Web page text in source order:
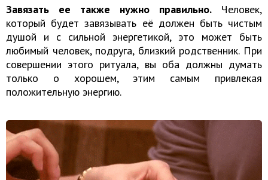
Завязать ее также нужно правильно. Человек,
который будет завязывать её должен быть чистым
душой и с сильной энергетикой, это может быть
любимый человек, подруга, близкий родственник. При
совершении этого ритуала, вы оба должны думать
только о хорошем, этим самым привлекая
положительную энергию.